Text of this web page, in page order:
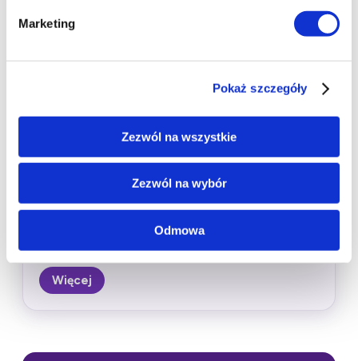
Marketing
Pokaż szczegóły
Zezwól na wszystkie
Zezwól na wybór
Odmowa
Dla kogo:
dzieci 4–7 lat – godz. 12:00, dzieci 8–
10 lat – godz. 15:00
Cena:25 zł przy zakupie biletu na Ulicę
35 zł jako osobny warsztat
czepki chirurgiczne, nauczą się obsługi
stetoskopu i przeprowadzą „operację” na
pluszowym misiu.
Warsztaty 30.05
Warsztaty 31.05
Więcej